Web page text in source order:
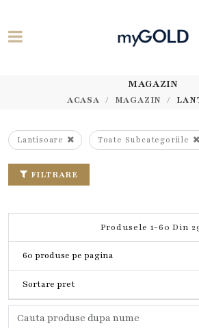
MAGAZIN
ACASA MAGAZIN
Lantisoare Toate Subcategoriile
FILTRARE
Produsele 1-60 Din